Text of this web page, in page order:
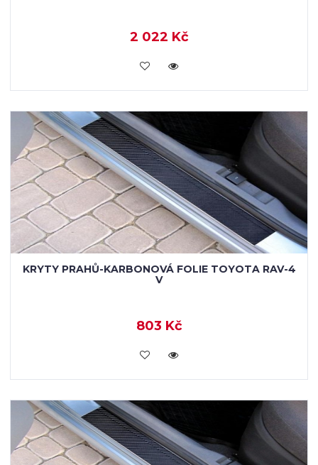
2 022 Kč
KOUPIT
KRYTY PRAHŮ-KARBONOVÁ FOLIE TOYOTA RAV-4
V
803 Kč
KOUPIT